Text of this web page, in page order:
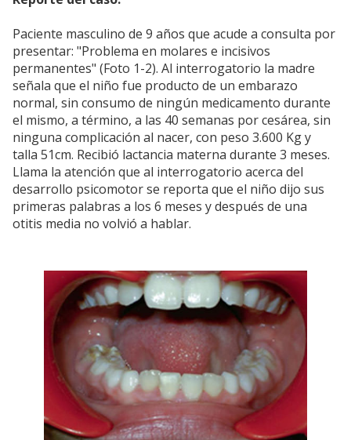
Paciente masculino de 9 años que acude a consulta por
presentar: "Problema en molares e incisivos
permanentes" (Foto 1-2). Al interrogatorio la madre
señala que el niño fue producto de un embarazo
normal, sin consumo de ningún medicamento durante
el mismo, a término, a las 40 semanas por cesárea, sin
ninguna complicación al nacer, con peso 3.600 Kg y
talla 51cm. Recibió lactancia materna durante 3 meses.
Llama la atención que al interrogatorio acerca del
desarrollo psicomotor se reporta que el niño dijo sus
primeras palabras a los 6 meses y después de una
otitis media no volvió a hablar.